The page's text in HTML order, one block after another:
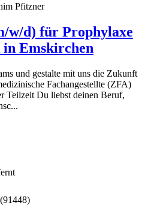
Pfitzner
w/d) für Prophylaxe
Emskirchen
und gestalte mit uns die Zukunft
Fachangestellte (ZFA)
Teilzeit Du liebst deinen Beruf,
(91448)